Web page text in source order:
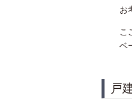
お
こ
ベ
戸